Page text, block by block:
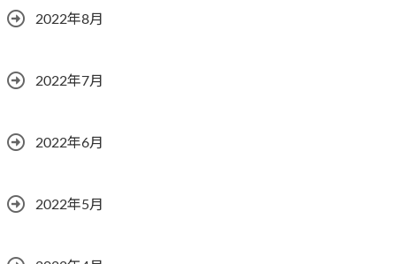
2022年8月
2022年7月
2022年6月
2022年5月